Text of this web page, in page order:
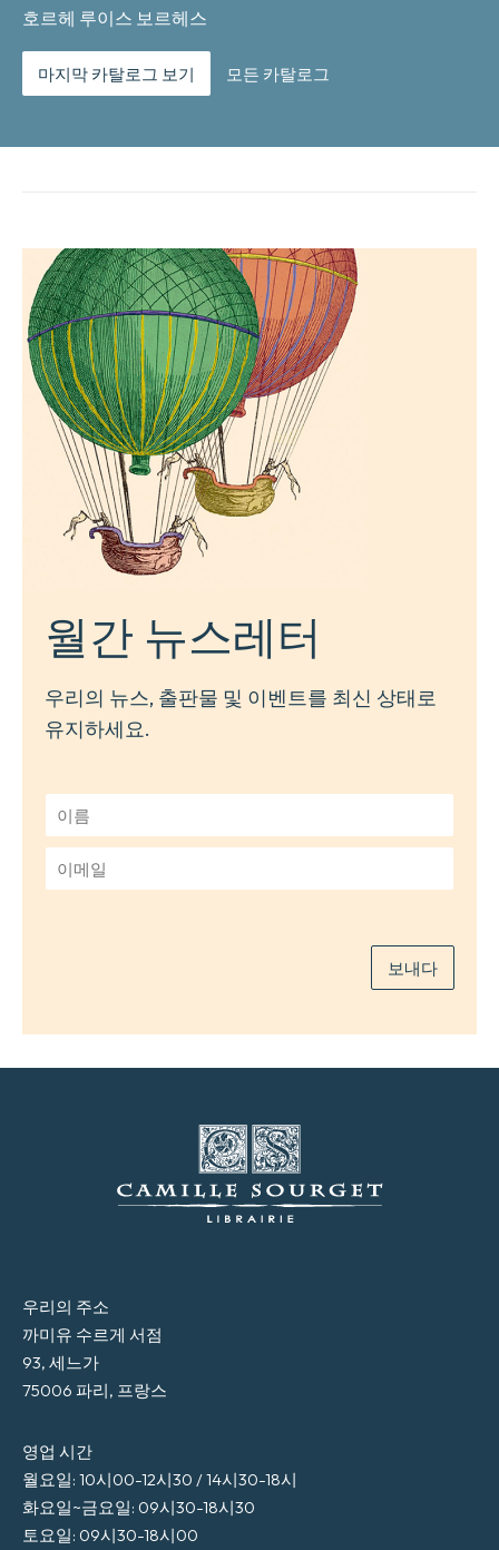
호르헤 루이스 보르헤스
마지막 카탈로그 보기 모든 카탈로그
월간 뉴스레터
우리의 뉴스, 출판물 및 이벤트를 최신 상태로
유지하세요.
름
*
메
보내다
우리의 주소
까미유 수르게 서점
93, 세느가
75006 파리, 프랑스
영업 시간
월요일: 10시00-12시30 / 14시30-18시
화요일~금요일: 09시30-18시30
토요일: 09시30-18시00